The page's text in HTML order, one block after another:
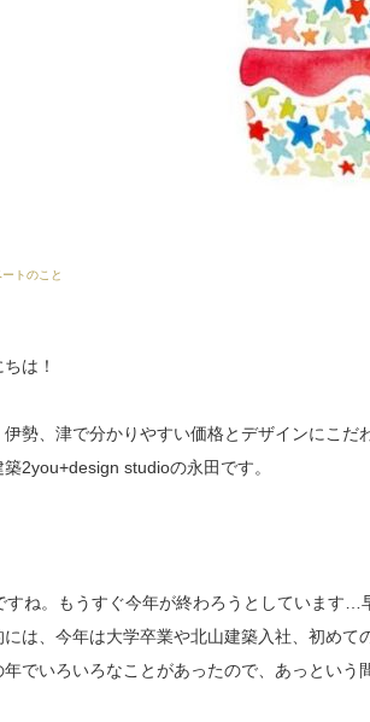
トのこと
は！
伊勢、津で分かりやすい価格とデザインにこだ
2you+design studioの永田です。
すね。もうすぐ今年が終わろうとしています…
には、今年は大学卒業や北山建築入社、初めて
年でいろいろなことがあったので、あっという